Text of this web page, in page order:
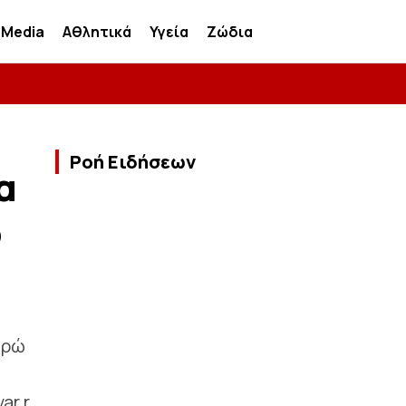
Media Αθλητικά Υγεία Ζώδια
Ροή Ειδήσεων